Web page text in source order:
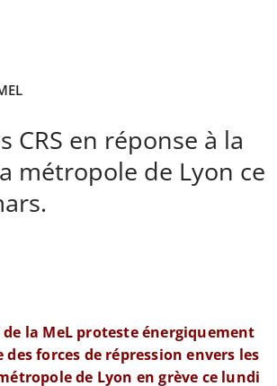
CRS en réponse à la
métropole de Lyon ce
de la MeL proteste énergiquement
forces de répression envers les
de Lyon en grève ce lundi